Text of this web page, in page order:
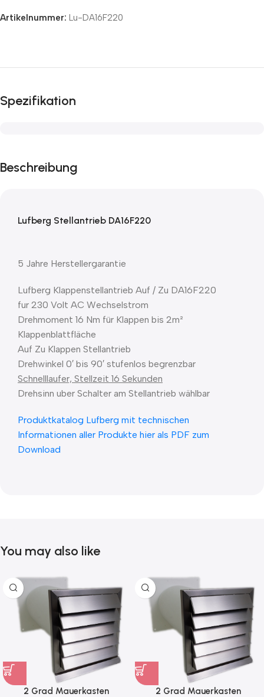
Artikelnummer: Lu-DA16F220
Spezifikation
Beschreibung
Lufberg Stellantrieb DA16F220
5 Jahre Herstellergarantie
Lufberg Klappenstellantrieb Auf / Zu DA16F220
fur 230 Volt AC Wechselstrom
Drehmoment 16 Nm für Klappen bis 2m²
Klappenblattfläche
Auf Zu Klappen Stellantrieb
Drehwinkel 0′ bis 90′ stufenlos begrenzbar
Schnelllaufer, Stellzeit 16 Sekunden
Drehsinn uber Schalter am Stellantrieb wählbar
Produktkatalog Lufberg mit technischen
Informationen aller Produkte hier als PDF zum
Download
You may also like
2 Grad Mauerkasten
2 Grad Mauerkasten